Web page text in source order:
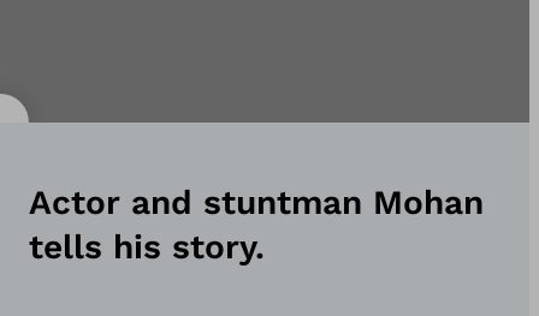
Actor and stuntman Mohan
tells his story.